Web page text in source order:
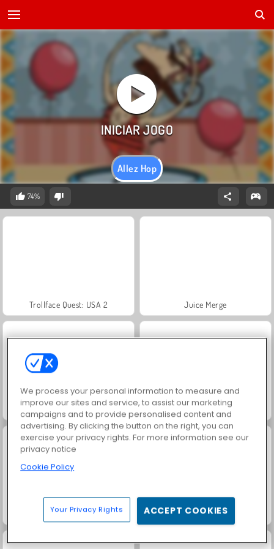
Allez Hop
74%
Trollface Quest: USA 2 Juice Merge
Jewel Garden Story Grand Mahjong Connect
Masha and the Bear: Meadows Scala 40
We process your personal information to measure and
improve our sites and service, to assist our marketing
campaigns and to provide personalised content and
advertising. By clicking the button on the right, you can
exercise your privacy rights. For more information see our
privacy notice
Cookie Policy
Your Privacy Rights ACCEPT COOKIES